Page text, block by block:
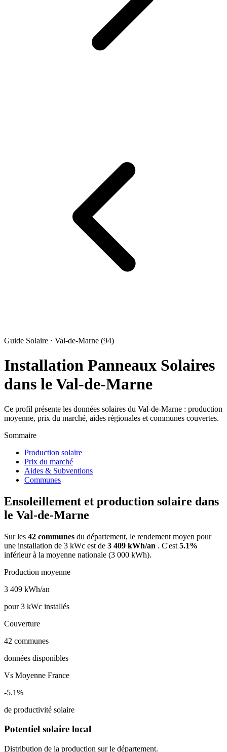
Guide Solaire · Val-de-Marne (94)
Installation Panneaux Solaires
dans le Val-de-Marne
Ce profil présente les données solaires du Val-de-Marne : production
moyenne, prix du marché, aides régionales et communes couvertes.
Sommaire
Production solaire
Prix du marché
Aides & Subventions
Communes
Ensoleillement et production solaire dans
le Val-de-Marne
Sur les 42 communes du département, le rendement moyen pour
une installation de 3 kWc est de 3 409 kWh/an . C'est 5.1%
inférieur à la moyenne nationale (3 000 kWh).
Production moyenne
3 409 kWh/an
pour 3 kWc installés
Couverture
42 communes
données disponibles
Vs Moyenne France
-5.1%
de productivité solaire
Potentiel solaire local
Distribution de la production sur le département.